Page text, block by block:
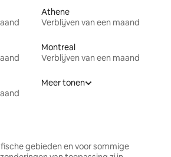
Athene
Verblijven van een maand
Montreal
Verblijven van een maand
Meer tonen
gebieden en voor sommige